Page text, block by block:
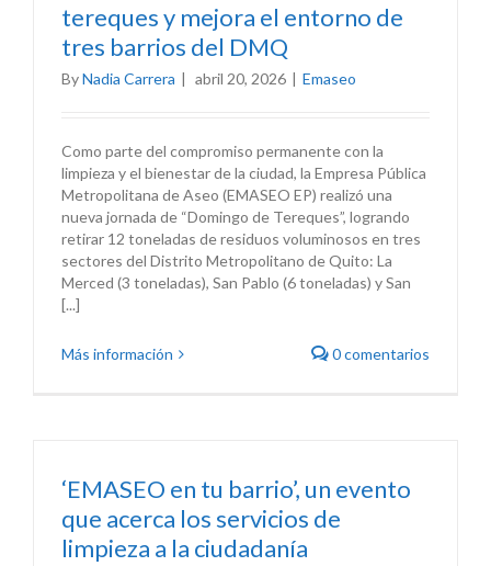
tereques y mejora el entorno de
tres barrios del DMQ
ByNadia Carrera | abril 20, 2026 | Emaseo
Como parte del compromiso permanente con la
limpieza y el bienestar de la ciudad, la Empresa Pública
Metropolitana de Aseo (EMASEO EP) realizó una
nueva jornada de “Domingo de Tereques”, logrando
retirar 12 toneladas de residuos voluminosos en tres
sectores del Distrito Metropolitano de Quito: La
Merced (3 toneladas), San Pablo (6 toneladas) y San
[...]
Más información 0 comentarios
‘EMASEO en tu barrio’, un evento
que acerca los servicios de
limpieza a la ciudadanía